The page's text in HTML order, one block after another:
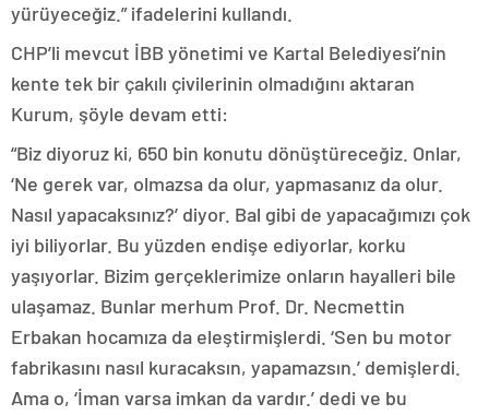
yürüyeceğiz.” ifadelerini kullandı.
CHP’li mevcut İBB yönetimi ve Kartal Belediyesi’nin
kente tek bir çakılı çivilerinin olmadığını aktaran
Kurum, şöyle devam etti:
“Biz diyoruz ki, 650 bin konutu dönüştüreceğiz. Onlar,
‘Ne gerek var, olmazsa da olur, yapmasanız da olur.
Nasıl yapacaksınız?’ diyor. Bal gibi de yapacağımızı çok
iyi biliyorlar. Bu yüzden endişe ediyorlar, korku
yaşıyorlar. Bizim gerçeklerimize onların hayalleri bile
ulaşamaz. Bunlar merhum Prof. Dr. Necmettin
Erbakan hocamıza da eleştirmişlerdi. ‘Sen bu motor
fabrikasını nasıl kuracaksın, yapamazsın.’ demişlerdi.
Ama o, ‘İman varsa imkan da vardır.’ dedi ve bu